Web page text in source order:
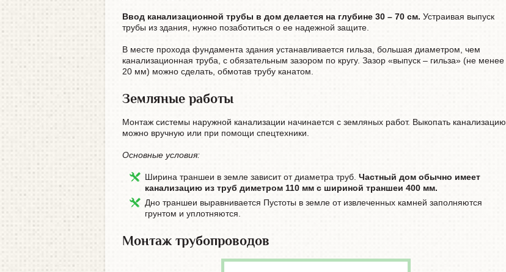
Ввод канализационной трубы в дом делается на глубине 30 – 70 см. Устраивая выпуск
трубы из здания, нужно позаботиться о ее надежной защите.
В месте прохода фундамента здания устанавливается гильза, большая диаметром, чем
канализационная труба, с обязательным зазором по кругу. Зазор «выпуск – гильза» (не менее
20 мм) можно сделать, обмотав трубу канатом.
Земляные работы
Монтаж системы наружной канализации начинается с земляных работ. Выкопать канализацию
можно вручную или при помощи спецтехники.
Основные условия:
Ширина траншеи в земле зависит от диаметра труб. Частный дом обычно имеет
канализацию из труб диметром 110 мм с шириной траншеи 400 мм.
Дно траншеи выравнивается Пустоты в земле от извлеченных камней заполняются
грунтом и уплотняются.
Монтаж трубопроводов